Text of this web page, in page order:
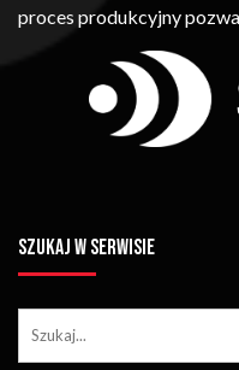
proces produkcyjny
SZUKAJ W SERWISIE